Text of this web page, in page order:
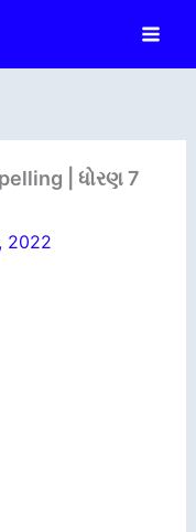
| ધોરણ 7
2022